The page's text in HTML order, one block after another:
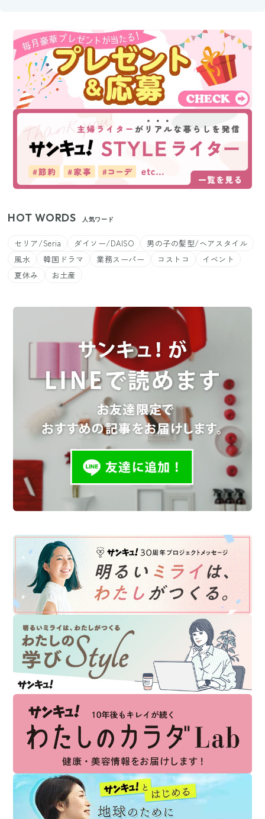
HOT WORDS 人気ワード
セリア/Seria ダイソー/DAISO
男の子の髪型/ヘアスタイル
風水
韓国ドラマ 業務スーパー コストコ
イベント
夏休み
お土産